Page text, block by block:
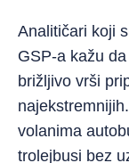
Analitičari koji
GSP-a kažu
brižljivo vrši
volanima
trolejbusi bez